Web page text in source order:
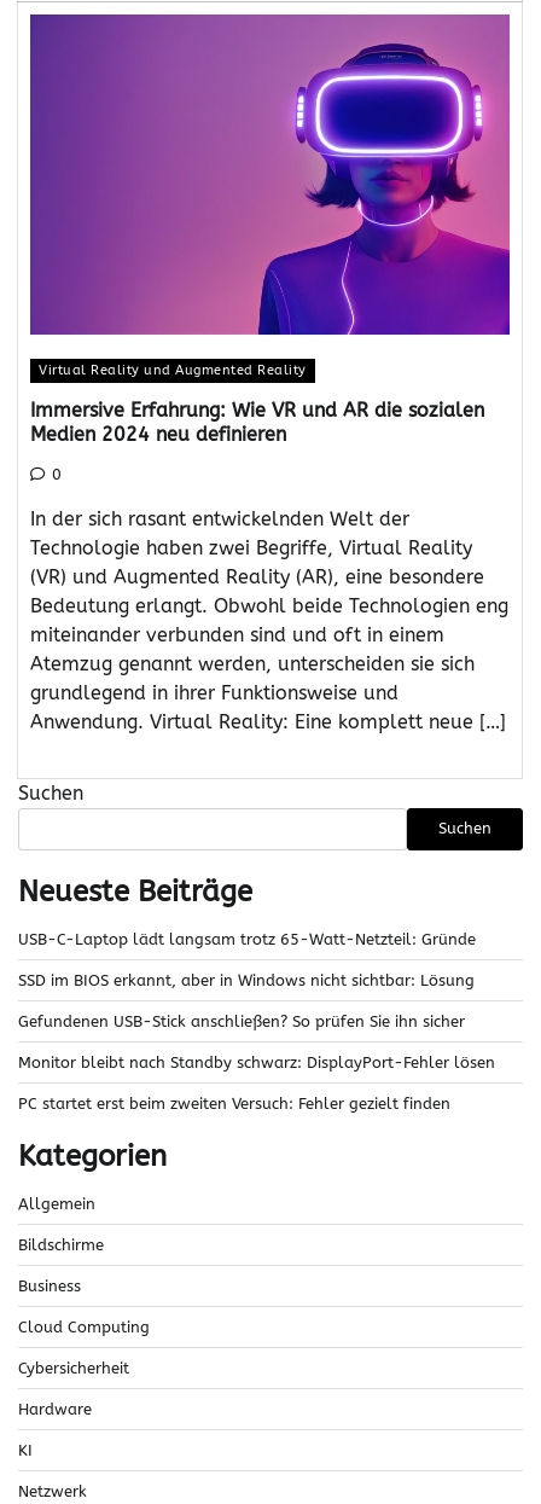
Virtual Reality und Augmented Reality
Immersive Erfahrung: Wie VR und AR die sozialen
Medien 2024 neu definieren
0
In der sich rasant entwickelnden Welt der
Technologie haben zwei Begriffe, Virtual Reality
(VR) und Augmented Reality (AR), eine besondere
Bedeutung erlangt. Obwohl beide Technologien eng
miteinander verbunden sind und oft in einem
Atemzug genannt werden, unterscheiden sie sich
grundlegend in ihrer Funktionsweise und
Anwendung. Virtual Reality: Eine komplett neue […]
Suchen
Suchen
Neueste Beiträge
USB-C-Laptop lädt langsam trotz 65-Watt-Netzteil: Gründe
SSD im BIOS erkannt, aber in Windows nicht sichtbar: Lösung
Gefundenen USB-Stick anschließen? So prüfen Sie ihn sicher
Monitor bleibt nach Standby schwarz: DisplayPort-Fehler lösen
PC startet erst beim zweiten Versuch: Fehler gezielt finden
Kategorien
Allgemein
Bildschirme
Business
Cloud Computing
Cybersicherheit
Hardware
KI
Netzwerk